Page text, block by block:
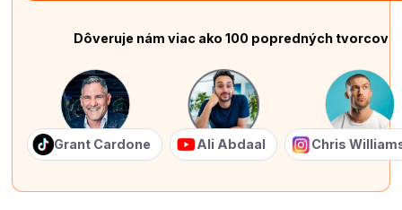
Dôveruje nám viac ako 100 popredných tvorcov
Grant Cardone Ali Abdaal Chris